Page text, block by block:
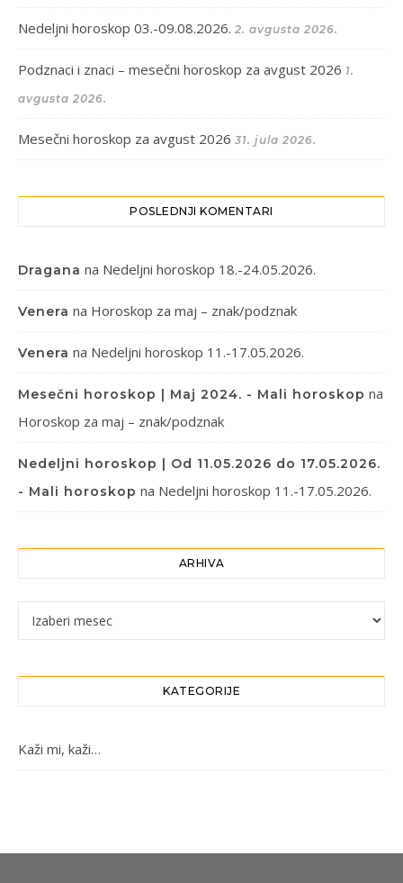
Nedeljni horoskop 03.-09.08.2026. 2. avgusta 2026.
Podznaci i znaci – mesečni horoskop za avgust 2026 1.
avgusta 2026.
Mesečni horoskop za avgust 2026 31. jula 2026.
POSLEDNJI KOMENTARI
Dragana na Nedeljni horoskop 18.-24.05.2026.
Venera na Horoskop za maj – znak/podznak
Venera na Nedeljni horoskop 11.-17.05.2026.
Mesečni horoskop | Maj 2024. - Mali horoskop na
Horoskop za maj – znak/podznak
Nedeljni horoskop | Od 11.05.2026 do 17.05.2026.
- Mali horoskop na Nedeljni horoskop 11.-17.05.2026.
ARHIVA
Arhiva
KATEGORIJE
Kaži mi, kaži…